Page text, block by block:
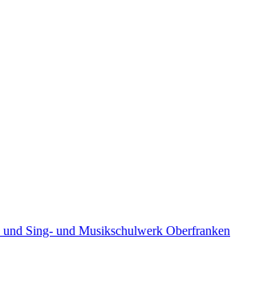
Sing- und Musikschulwerk Oberfranken